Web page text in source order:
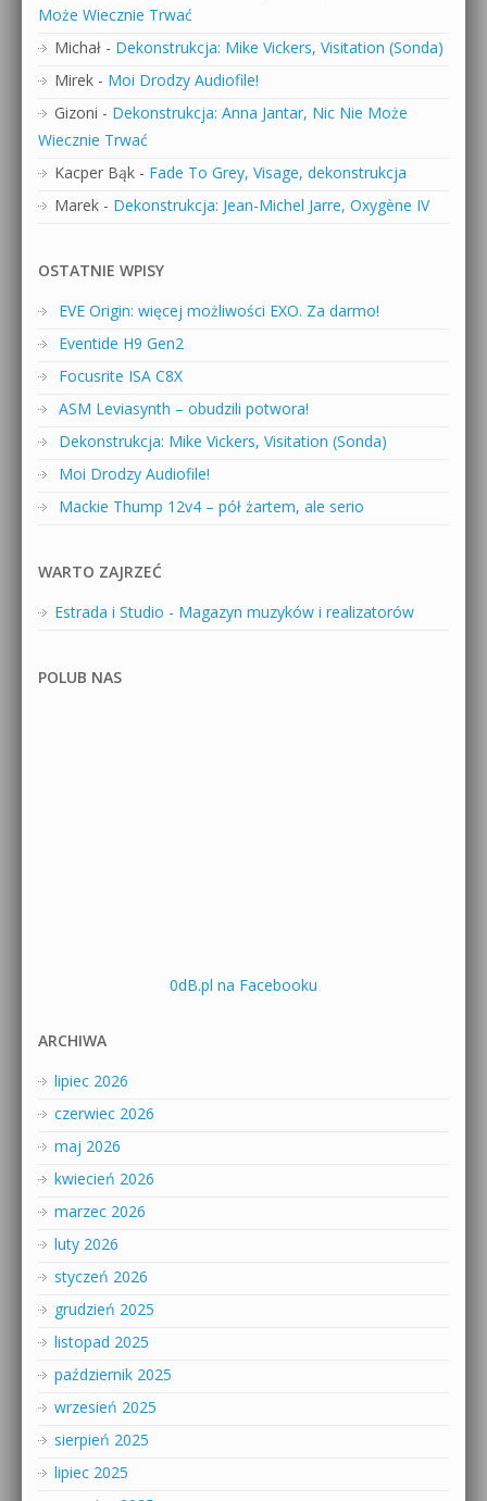
Może Wiecznie Trwać
Michał - Dekonstrukcja: Mike Vickers, Visitation (Sonda)
Mirek - Moi Drodzy Audiofile!
Gizoni - Dekonstrukcja: Anna Jantar, Nic Nie Może
Wiecznie Trwać
Kacper Bąk - Fade To Grey, Visage, dekonstrukcja
Marek - Dekonstrukcja: Jean-Michel Jarre, Oxygène IV
OSTATNIE WPISY
EVE Origin: więcej możliwości EXO. Za darmo!
Eventide H9 Gen2
Focusrite ISA C8X
ASM Leviasynth – obudzili potwora!
Dekonstrukcja: Mike Vickers, Visitation (Sonda)
Moi Drodzy Audiofile!
Mackie Thump 12v4 – pół żartem, ale serio
WARTO ZAJRZEĆ
Estrada i Studio - Magazyn muzyków i realizatorów
POLUB NAS
0dB.pl na Facebooku
ARCHIWA
lipiec 2026
czerwiec 2026
maj 2026
kwiecień 2026
marzec 2026
luty 2026
styczeń 2026
grudzień 2025
listopad 2025
październik 2025
wrzesień 2025
sierpień 2025
lipiec 2025